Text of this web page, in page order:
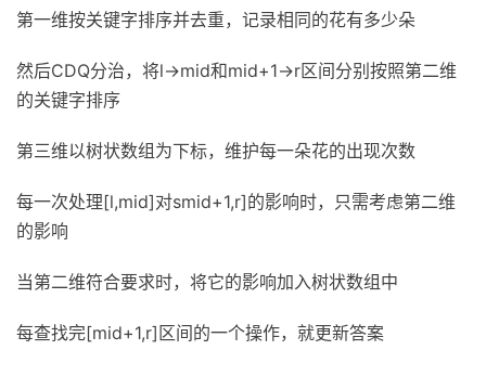
第一维按关键字排序并去重，记录相同的花有多少朵
然后CDQ分治，将l->mid和mid+1->r区间分别按照第二维
的关键字排序
第三维以树状数组为下标，维护每一朵花的出现次数
每一次处理[l,mid]对smid+1,r]的影响时，只需考虑第二维
的影响
当第二维符合要求时，将它的影响加入树状数组中
每查找完[mid+1,r]区间的一个操作，就更新答案